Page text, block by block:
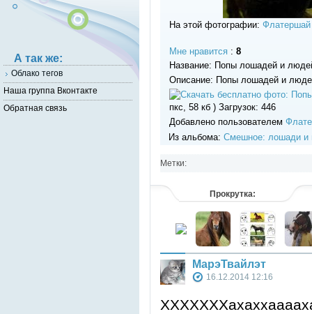
На этой фотографии: Флатершай
Мне нравится : 8
Название: Попы лошадей и
Описание: Попы лошадей и
пкс, 58 кб ) Загрузок: 446
Добавлено пользователем
Из альбома: Смешное: лошади и
Метки:
Прокрутка:
МарэТвайлэт
16.12.2014 12:16
А так же:
Облако тегов
Наша группа Вконтакте
Обратная связь